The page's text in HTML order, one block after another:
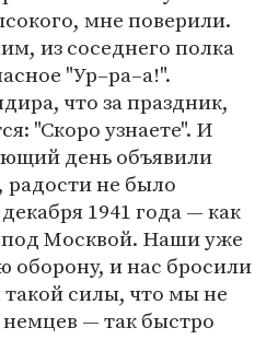
мне поверили.
из соседнего полка
"Ур–ра–а!".
что за праздник,
"Скоро узнаете". И
день объявили
радости не было
1941 года — как
под Москвой. Наши уже
оборону, и нас бросили
силы, что мы не
— так быстро